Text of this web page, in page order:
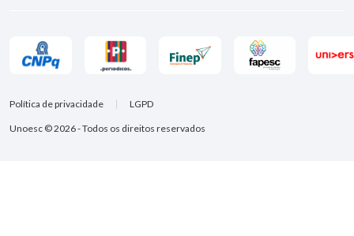
Unoesc © 2026 - Todos os direitos reservados
Política de privacidade LGPD